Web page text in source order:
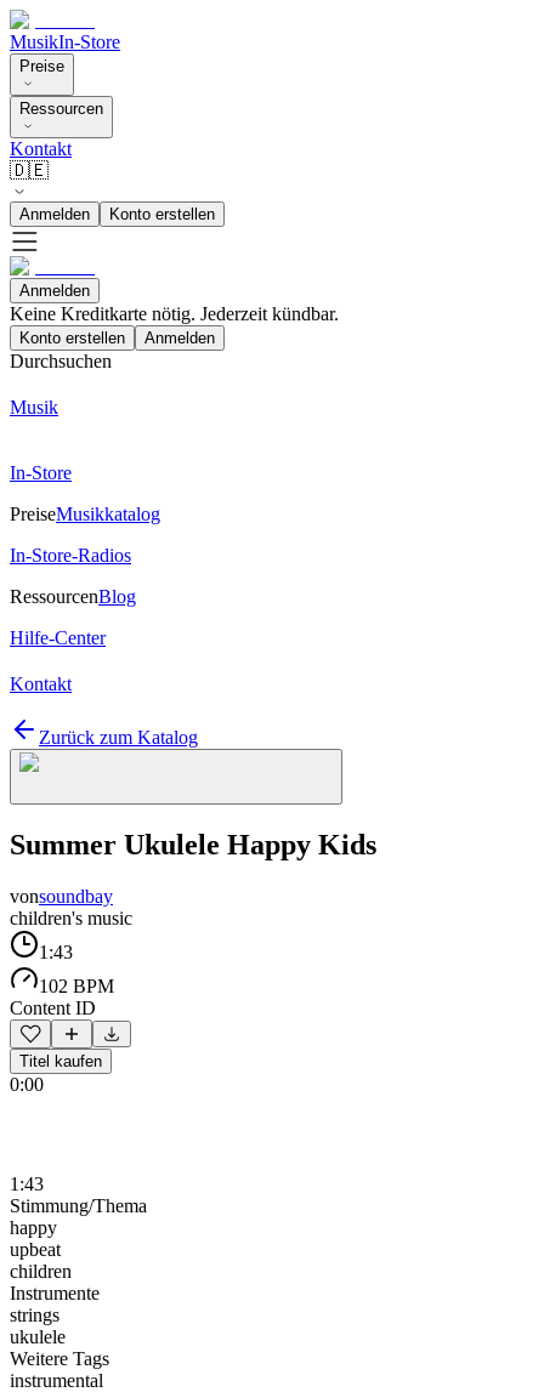
MusikIn-Store
Preise
Ressourcen
Kontakt
🇩🇪
Anmelden Konto erstellen
Anmelden
Keine Kreditkarte nötig. Jederzeit kündbar.
Konto erstellen Anmelden
Durchsuchen
Musik
In-Store
PreiseMusikkatalog
In-Store-Radios
RessourcenBlog
Hilfe-Center
Kontakt
Zurück zum Katalog
Summer Ukulele Happy Kids
vonsoundbay
children's music
1:43
102 BPM
Content ID
Titel kaufen
0:00
1:43
Stimmung/Thema
happy
upbeat
children
Instrumente
strings
ukulele
Weitere Tags
instrumental